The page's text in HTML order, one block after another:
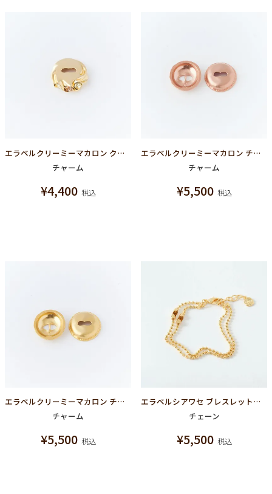
エラベルクリーミーマカロン クリームチャーム(ゴールド)
チャーム
¥4,400 税込
エラベルクリーミーマカロン チャーム(ピンクゴールド)
チャーム
¥5,500 税込
エラベルクリーミーマカロン チャーム(ゴールド)
チャーム
¥5,500 税込
エラベルシアワセ ブレスレットボールチェーン(ゴールド)
チェーン
¥5,500 税込